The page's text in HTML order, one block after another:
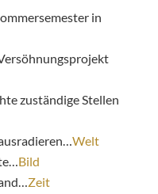
in
zuständige Stellen
Welt
Bild
Zeit